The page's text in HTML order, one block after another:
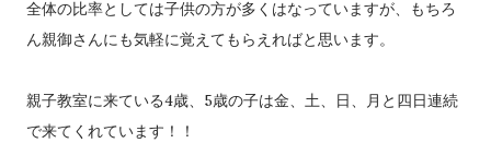
全体の比率としては子供の方が多くはなっていますが、もちろ
ん親御さんにも気軽に覚えてもらえればと思います。
親子教室に来ている4歳、5歳の子は金、土、日、月と四日連続
で来てくれています！！